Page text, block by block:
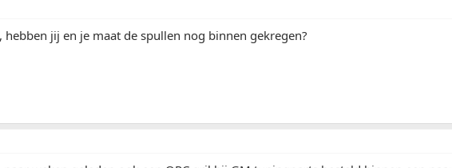
hebben jij en je maat de spullen nog binnen gekregen?